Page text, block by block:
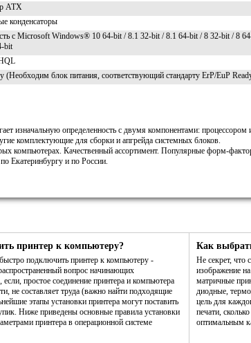
ATX
конденсаторы
с Microsoft Windows® 10 64-bit / 8.1 32-bit / 8.1 64-bit / 8 32-bit / 8
bit
(Необходим блок питания, соответствующий стандарту ErP/EuP
изначальную определенность с двумя компонентами: процессором
комплектующие для сборки и апгрейда системных блоков.
компьютерах. Качественный ассортимент. Популярные форм-
Екатеринбургу и по России.
принтер к компьютеру?
подключить принтер к компьютеру -
вопрос начинающих
если, простое соединение принтера и компьютера
не составляет труда (важно найти подходящие
этапы установки принтера могут поставить
Ниже приведены основные правила установки
принтера в операционной системе
Как
Не секрет, что
изображение
матричные
диодные,
цель для
печати,
оптимальным